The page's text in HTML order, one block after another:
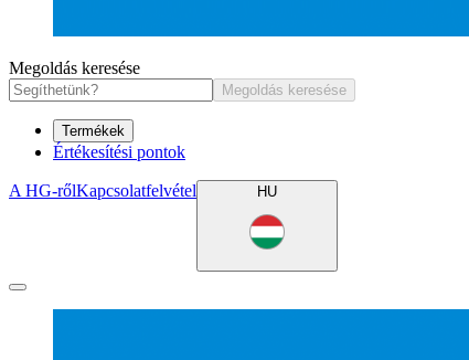
Megoldás keresése
Megoldás keresése
Termékek
Értékesítési pontok
A HG-rőlKapcsolatfelvétel HU